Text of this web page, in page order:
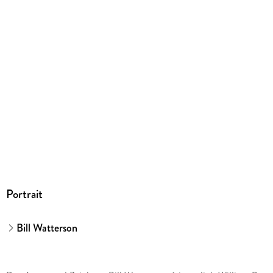
Hamburg, produktsicherheit@carlsen.de
Portrait
Bill Watterson